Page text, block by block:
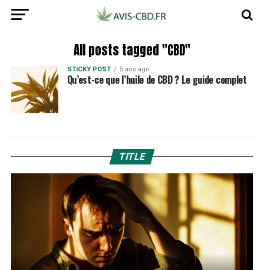
All posts tagged "CBD"
STICKY POST 5 ans ago
Qu’est-ce que l’huile de CBD ? Le guide complet
TITLE